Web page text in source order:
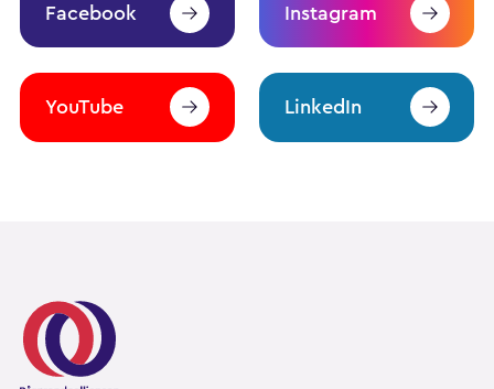
Facebook Instagram
YouTube LinkedIn
Pårørendealliansen